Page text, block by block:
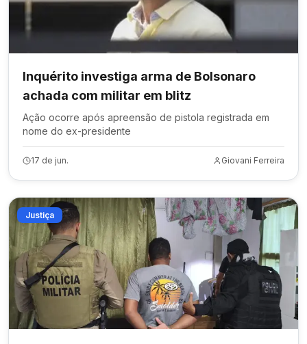
Inquérito investiga arma de Bolsonaro
achada com militar em blitz
Ação ocorre após apreensão de pistola registrada em
nome do ex-presidente
17 de jun. Giovani Ferreira
Justiça